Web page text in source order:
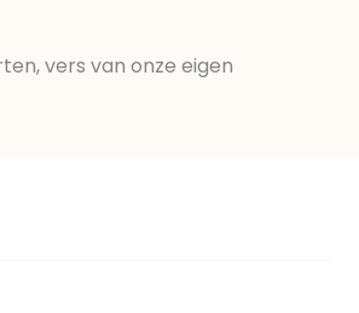
vers van onze eigen